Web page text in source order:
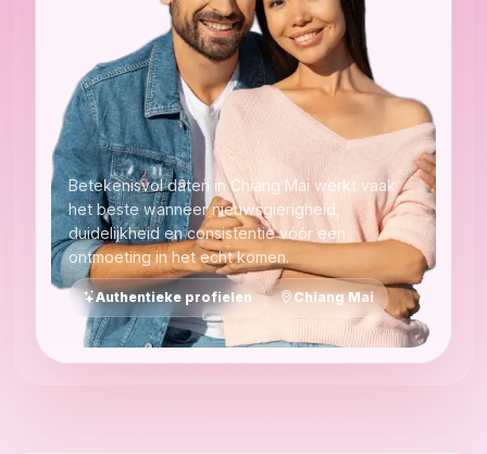
Betekenisvol daten in Chiang Mai werkt vaak
het beste wanneer nieuwsgierigheid,
duidelijkheid en consistentie vóór een
ontmoeting in het echt komen.
Authentieke profielen Chiang Mai